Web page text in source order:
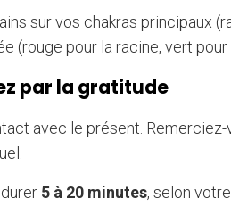
sur vos chakras principaux
(rouge pour la racine, vert
par la gratitude
avec le présent.
5 à 20 minutes, selon